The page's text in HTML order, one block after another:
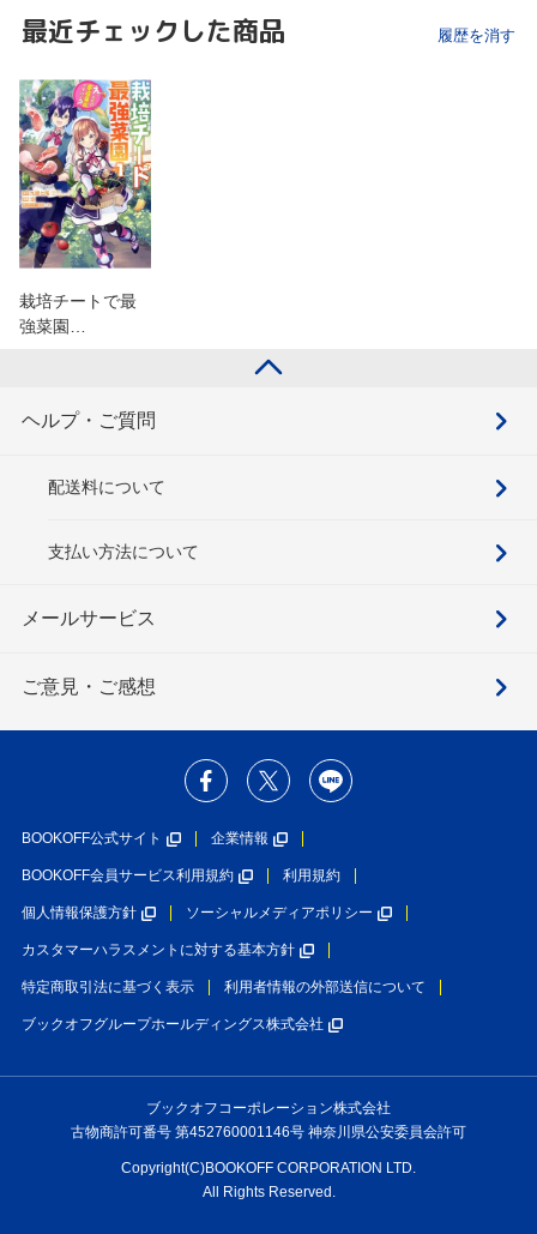
最近チェックした商品 履歴を消す
栽培チートで最
強菜園…
ヘルプ・ご質問
配送料について
支払い方法について
メールサービス
ご意見・ご感想
BOOKOFF公式サイト 企業情報
BOOKOFF会員サービス利用規約 利用規約
個人情報保護方針 ソーシャルメディアポリシー
カスタマーハラスメントに対する基本方針
特定商取引法に基づく表示 利用者情報の外部送信について
ブックオフグループホールディングス株式会社
ブックオフコーポレーション株式会社
古物商許可番号 第452760001146号 神奈川県公安委員会許可
Copyright(C)BOOKOFF CORPORATION LTD.
All Rights Reserved.